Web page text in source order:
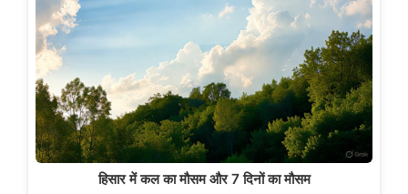
हिसार में कल का मौसम और 7 दिनों का मौसम